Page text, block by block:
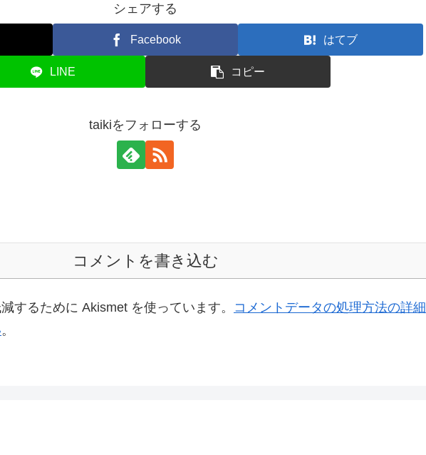
シェアする
Facebook はてブ
LINE コピー
taikiをフォローする
コメントを書き込む
するために Akismet を使っています。 コメントデータの処理方法の詳細
。